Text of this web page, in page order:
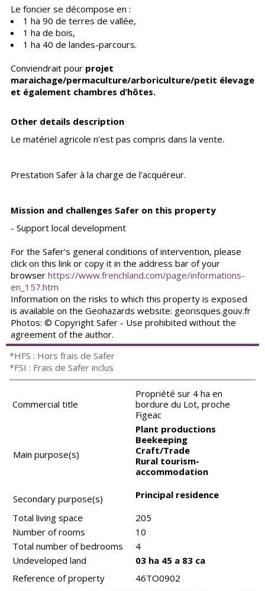
Le foncier se décompose en :
1 ha 90 de terres de vallée,
1 ha de bois,
1 ha 40 de landes-parcours.
Conviendrait pour projet
maraichage/permaculture/arboriculture/petit élevage
et également chambres d’hôtes.
Other details description
Le matériel agricole n'est pas compris dans la vente.
Prestation Safer à la charge de l'acquéreur.
Mission and challenges Safer on this property
- Support local development
For the Safer’s general conditions of intervention, please
click on this link or copy it in the address bar of your
browser https://www.frenchland.com/page/informations-
en_157.htm
Information on the risks to which this property is exposed
is available on the Geohazards website: georisques.gouv.fr
Photos: © Copyright Safer - Use prohibited without the
agreement of the author.
*HFS : Hors frais de Safer
*FSI : Frais de Safer inclus
Commercial title
Propriété sur 4 ha en
bordure du Lot, proche
Figeac
Main purpose(s)
Plant productions
Beekeeping
Craft/Trade
Rural tourism-
accommodation
Secondary purpose(s)
Principal residence
Total living space
205
Number of rooms
10
Total number of bedrooms
4
Undeveloped land
03 ha 45 a 83 ca
Reference of property
46TO0902